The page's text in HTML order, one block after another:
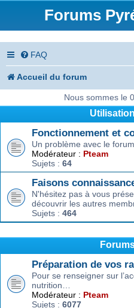
Forums
FAQ
Accueil du forum
Nous sommes le
Fonctionnement et
Un problème avec le
Modérateur : Pteam
Sujets : 64
Faisons
N'hésitez pas à vous
découvrir les autres
Sujets : 464
Préparation de vos
Pour se renseigner sur
nutrition…
Modérateur : Pteam
Sujets : 6077